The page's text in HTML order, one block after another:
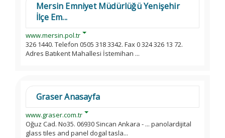
Mersin Emniyet Müdürlüğü Yenişehir
İlçe Em...
www.mersin.pol.tr
326 1440. Telefon 0505 318 3342. Fax 0 324 326 13 72.
Adres Batıkent Mahallesi İstemihan ...
Graser Anasayfa
www.graser.com.tr
Oğuz Cad. No35. 06930 Sincan Ankara - ... panolardijital
glass tiles and panel dogal tasla...